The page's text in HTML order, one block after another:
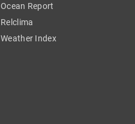
Ocean Report
Relclima
Weather Index